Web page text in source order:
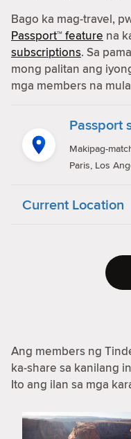
Bago ka mag-travel,
Passport™ feature na
subscriptions. Sa
mong palitan ang
mga members na
Passport
Makipag-
Paris, Los
Current Location
Ang members ng
ka-share sa kanilang
Ito ang ilan sa mga